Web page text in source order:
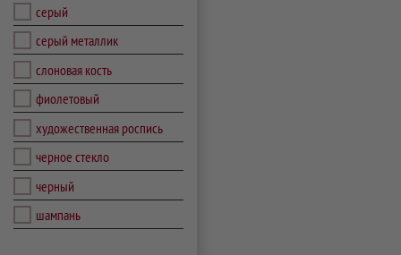
серый
серый металлик
слоновая кость
фиолетовый
художественная роспись
черное стекло
черный
шампань